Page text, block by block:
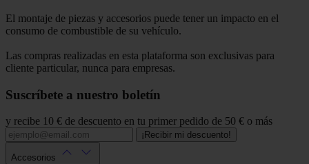
El montaje de piezas y accesorios puede tener un impacto en el
consumo de combustible de su vehículo.
Las compras realizadas en esta plataforma son exclusivas para
cliente particular, nunca para empresas.
Suscríbete a nuestro boletín
y recibe 10 € de descuento en tu primer pedido de 50 € o más
¡Recibir mi descuento!
Accesorios